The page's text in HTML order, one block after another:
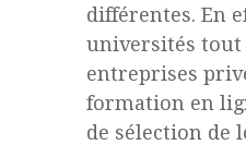
différentes. En
universités tout
entreprises
formation en
de sélection de